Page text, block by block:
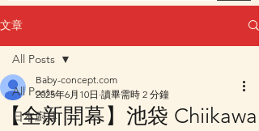
文章
All Posts
日本廚具
All Posts
【全新開幕】池袋 Chiikawa
Baby-concept.com
2025年6月10日 讀畢需時 2 分鐘